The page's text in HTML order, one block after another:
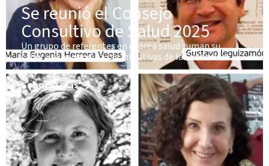
Se reunió el Consejo
Consultivo de Salud 2025
Un grupo de referentes en el área salud suman su
saber y experiencia a las iniciativas de la Fundación
Conocer más